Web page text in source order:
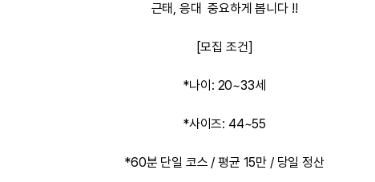
근태, 응대 중요하게 봅니다 !!
[모집 조건]
*나이: 20~33세
*사이즈: 44~55
*60분 단일 코스 / 평균 15만 / 당일 정산